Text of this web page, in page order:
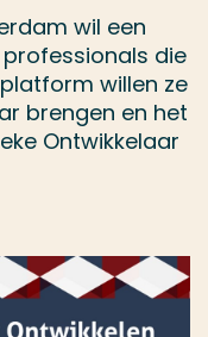
wil een
die
willen ze
brengen en het
Ontwikkelaar